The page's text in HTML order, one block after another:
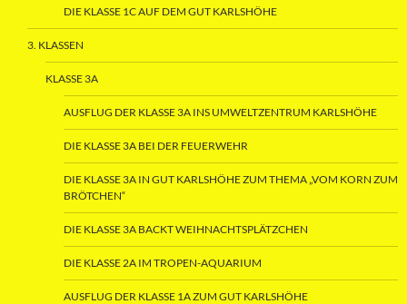
DIE KLASSE 1C AUF DEM GUT KARLSHÖHE
3. KLASSEN
KLASSE 3A
AUSFLUG DER KLASSE 3A INS UMWELTZENTRUM KARLSHÖHE
DIE KLASSE 3A BEI DER FEUERWEHR
DIE KLASSE 3A IN GUT KARLSHÖHE ZUM THEMA „VOM KORN ZUM
BRÖTCHEN“
DIE KLASSE 3A BACKT WEIHNACHTSPLÄTZCHEN
DIE KLASSE 2A IM TROPEN-AQUARIUM
AUSFLUG DER KLASSE 1A ZUM GUT KARLSHÖHE